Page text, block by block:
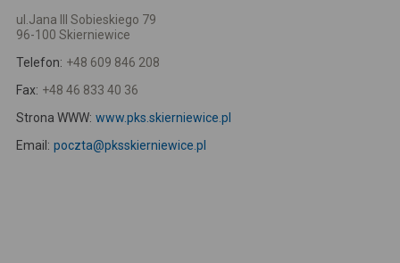
ul.Jana III Sobieskiego 79
96-100 Skierniewice
Telefon: +48 609 846 208
Fax: +48 46 833 40 36
Strona WWW: www.pks.skierniewice.pl
Email: poczta@pksskierniewice.pl